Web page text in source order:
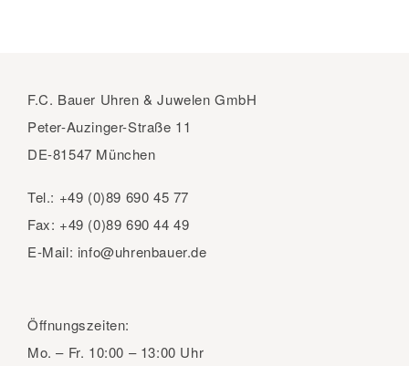
F.C. Bauer Uhren & Juwelen GmbH
Peter-Auzinger-Straße 11
DE-81547 München
Tel.: +49 (0)89 690 45 77
Fax: +49 (0)89 690 44 49
E-Mail: info@uhrenbauer.de
Öffnungszeiten:
Mo. – Fr. 10:00 – 13:00 Uhr